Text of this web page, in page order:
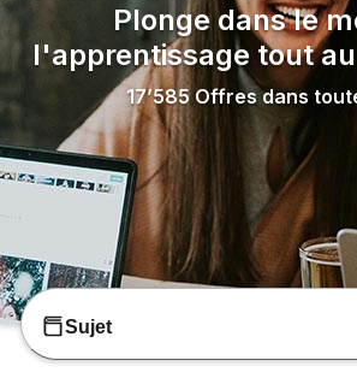
Plonge dans le
l'apprentissage tout
17’585 Offres dans
Sujet